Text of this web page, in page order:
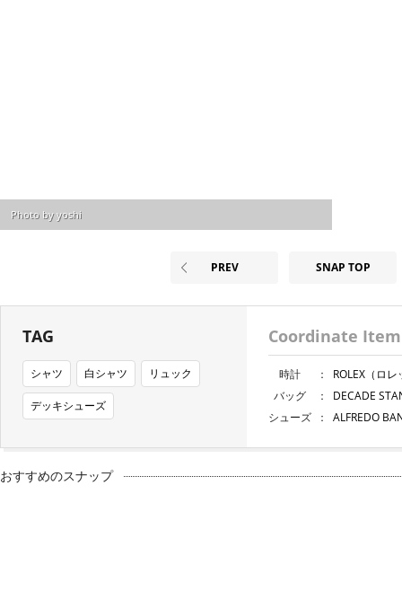
Photo by yoshi
PREV SNAP TOP
TAG
シャツ 白シャツ リュック
デッキシューズ
Coordinate Item
時計 ：
ROLEX（ロ
バッグ
：
DECADE
シューズ
： ALFREDO
おすすめのスナップ